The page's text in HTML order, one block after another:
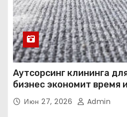
Аутсорсинг клининга
бизнес экономит время
Июн 27, 2026 Admin